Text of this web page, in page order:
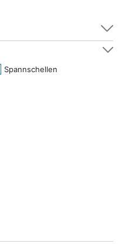
Spannschellen